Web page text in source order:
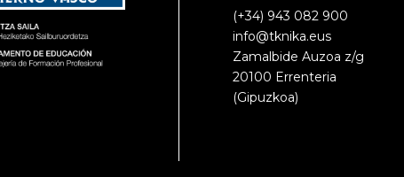
(+34) 943 082 900
info@tknika.eus
Zamalbide Auzoa z/g
20100 Errenteria
(Gipuzkoa)